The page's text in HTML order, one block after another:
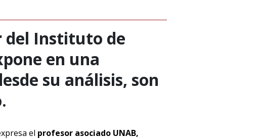
del Instituto de
en una
su análisis, son
el profesor asociado UNAB,